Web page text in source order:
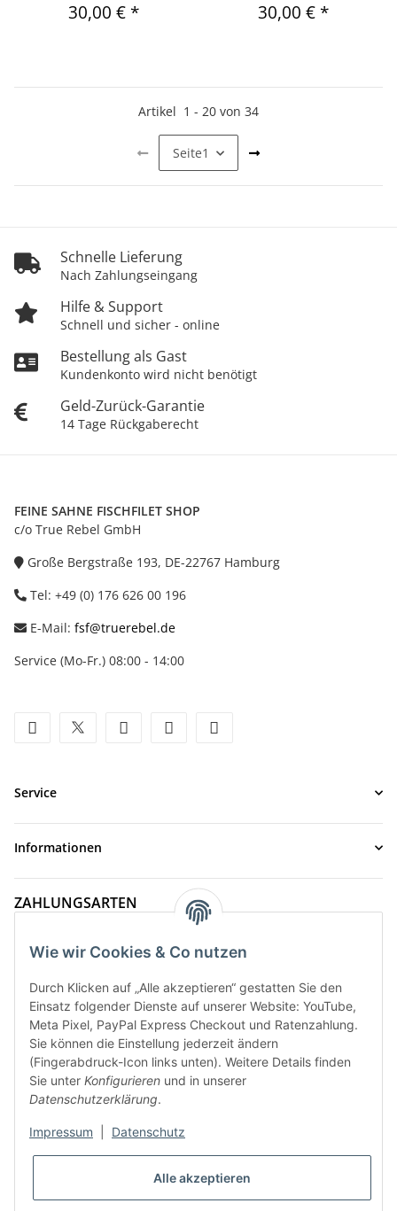
Wie wir Cookies & Co nutzen
Durch Klicken auf „Alle akzeptieren“ gestatten Sie den
Einsatz folgender Dienste auf unserer Website: YouTube,
Meta Pixel, PayPal Express Checkout und Ratenzahlung.
Sie können die Einstellung jederzeit ändern
(Fingerabdruck-Icon links unten). Weitere Details finden
Sie unter Konfigurieren und in unserer
Datenschutzerklärung.
Impressum Datenschutz
Alle akzeptieren
30,00 € * 30,00 € *
Artikel 1 - 20 von 34
Seite1
Schnelle Lieferung
Nach Zahlungseingang
Hilfe & Support
Schnell und sicher - online
Bestellung als Gast
Kundenkonto wird nicht benötigt
Geld-Zurück-Garantie
14 Tage Rückgaberecht
FEINE SAHNE FISCHFILET SHOP
c/o True Rebel GmbH
Große Bergstraße 193, DE-22767 Hamburg
Tel: +49 (0) 176 626 00 196
E-Mail: fsf@truerebel.de
Service (Mo-Fr.) 08:00 - 14:00
facebooktwitter youtube instagram
Service
Informationen
ZAHLUNGSARTEN
VERSANDARTEN
* Alle Preise inkl. gesetzlicher MwSt., zzgl.